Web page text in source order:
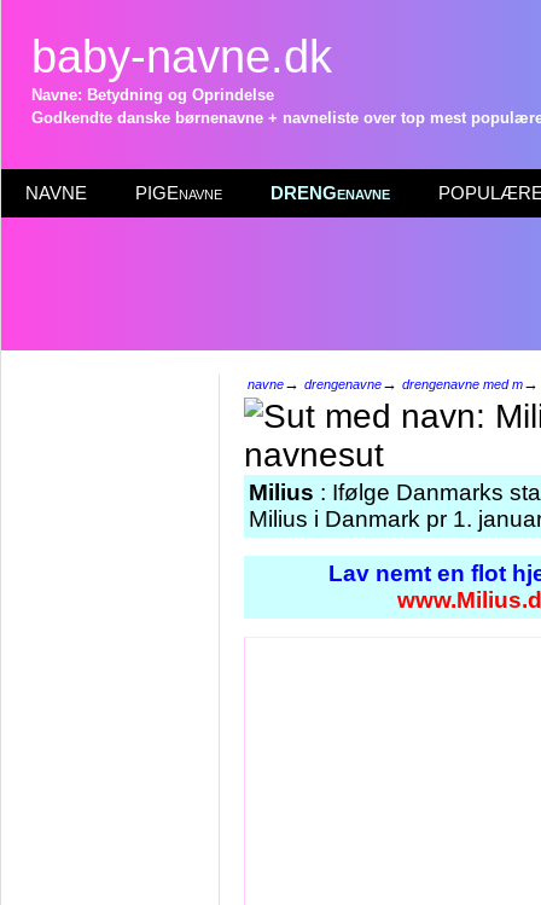
baby-navne.dk
Navne: Betydning og Oprindelse
Godkendte danske børnenavne + navneliste over top mest
NAVNE PIGEnavne DRENGenavne POPULÆRE
navne→ drengenavne→ drengenavne med m
Milius : Ifølge Danmarks
Milius i Danmark pr 1.
Lav nemt en flot